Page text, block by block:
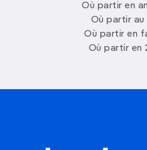
Où partir en
Où partir
Où partir en
Où partir en